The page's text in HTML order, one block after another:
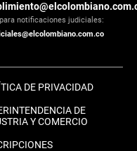
notificaciones judiciales:
DE PRIVACIDAD
DE
Y COMERCIO